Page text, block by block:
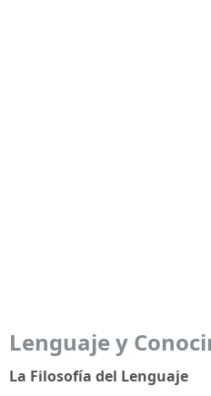
Lenguaje y
La Filosofía del Lenguaje